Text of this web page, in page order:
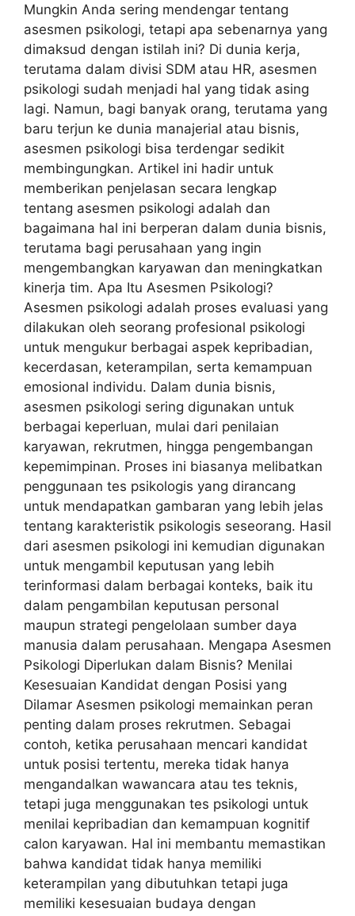
Mungkin Anda sering mendengar tentang
asesmen psikologi, tetapi apa sebenarnya yang
dimaksud dengan istilah ini? Di dunia kerja,
terutama dalam divisi SDM atau HR, asesmen
psikologi sudah menjadi hal yang tidak asing
lagi. Namun, bagi banyak orang, terutama yang
baru terjun ke dunia manajerial atau bisnis,
asesmen psikologi bisa terdengar sedikit
membingungkan. Artikel ini hadir untuk
memberikan penjelasan secara lengkap
tentang asesmen psikologi adalah dan
bagaimana hal ini berperan dalam dunia bisnis,
terutama bagi perusahaan yang ingin
mengembangkan karyawan dan meningkatkan
kinerja tim. Apa Itu Asesmen Psikologi?
Asesmen psikologi adalah proses evaluasi yang
dilakukan oleh seorang profesional psikologi
untuk mengukur berbagai aspek kepribadian,
kecerdasan, keterampilan, serta kemampuan
emosional individu. Dalam dunia bisnis,
asesmen psikologi sering digunakan untuk
berbagai keperluan, mulai dari penilaian
karyawan, rekrutmen, hingga pengembangan
kepemimpinan. Proses ini biasanya melibatkan
penggunaan tes psikologis yang dirancang
untuk mendapatkan gambaran yang lebih jelas
tentang karakteristik psikologis seseorang. Hasil
dari asesmen psikologi ini kemudian digunakan
untuk mengambil keputusan yang lebih
terinformasi dalam berbagai konteks, baik itu
dalam pengambilan keputusan personal
maupun strategi pengelolaan sumber daya
manusia dalam perusahaan. Mengapa Asesmen
Psikologi Diperlukan dalam Bisnis? Menilai
Kesesuaian Kandidat dengan Posisi yang
Dilamar Asesmen psikologi memainkan peran
penting dalam proses rekrutmen. Sebagai
contoh, ketika perusahaan mencari kandidat
untuk posisi tertentu, mereka tidak hanya
mengandalkan wawancara atau tes teknis,
tetapi juga menggunakan tes psikologi untuk
menilai kepribadian dan kemampuan kognitif
calon karyawan. Hal ini membantu memastikan
bahwa kandidat tidak hanya memiliki
keterampilan yang dibutuhkan tetapi juga
memiliki kesesuaian budaya dengan